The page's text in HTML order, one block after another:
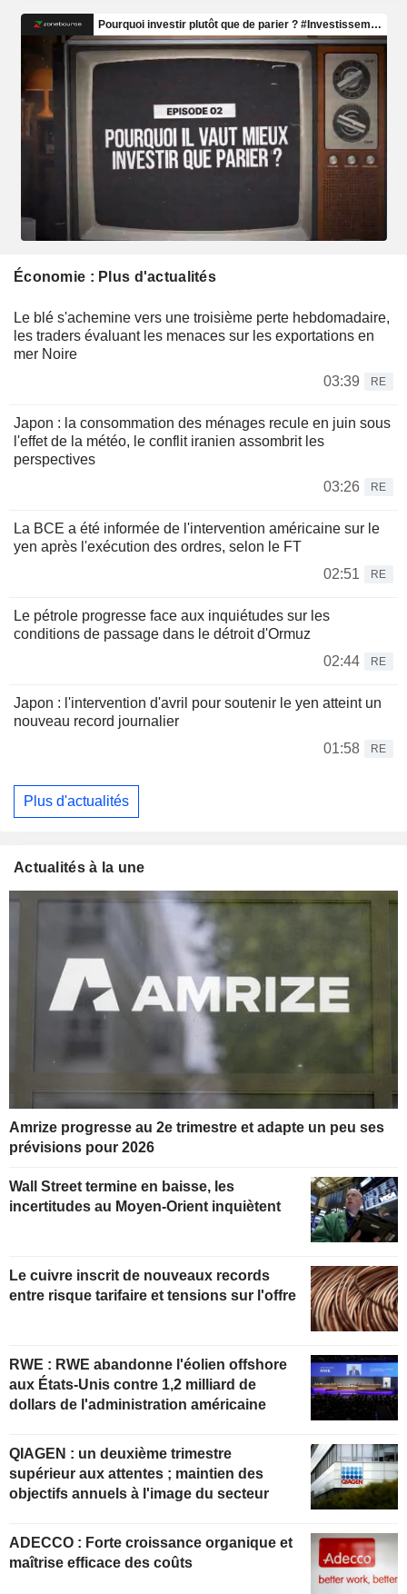
Économie : Plus d'actualités
Le blé s'achemine vers une troisième perte hebdomadaire,
les traders évaluant les menaces sur les exportations en
mer Noire
03:39
RE
Japon : la consommation des ménages recule en juin sous
l'effet de la météo, le conflit iranien assombrit les
perspectives
03:26
RE
La BCE a été informée de l'intervention américaine sur le
yen après l'exécution des ordres, selon le FT
02:51
RE
Le pétrole progresse face aux inquiétudes sur les
conditions de passage dans le détroit d'Ormuz
02:44
RE
Japon : l'intervention d'avril pour soutenir le yen atteint un
nouveau record journalier
01:58
RE
Plus d'actualités
Actualités à la une
Amrize progresse au 2e trimestre et adapte un peu ses
prévisions pour 2026
Wall Street termine en baisse, les
incertitudes au Moyen-Orient inquiètent
Le cuivre inscrit de nouveaux records
entre risque tarifaire et tensions sur l'offre
RWE : RWE abandonne l'éolien offshore
aux États-Unis contre 1,2 milliard de
dollars de l'administration américaine
QIAGEN : un deuxième trimestre
supérieur aux attentes ; maintien des
objectifs annuels à l'image du secteur
ADECCO : Forte croissance organique et
maîtrise efficace des coûts